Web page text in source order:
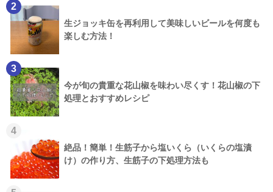
2
生ジョッキ缶を再利用して美味しいビールを何度も
楽しむ方法！
3
今が旬の貴重な花山椒を味わい尽くす！花山椒の下
処理とおすすめレシピ
4
絶品！簡単！生筋子から塩いくら（いくらの塩漬
け）の作り方、生筋子の下処理方法も